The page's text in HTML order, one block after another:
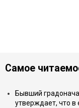
Самое
Бывший
утверждает, что в